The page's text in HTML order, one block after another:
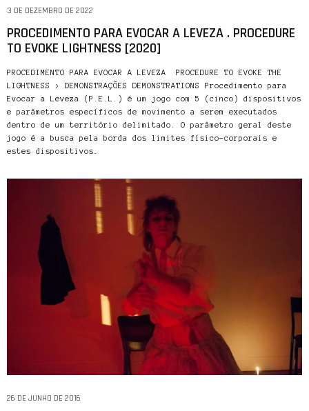
3 DE DEZEMBRO DE 2022
PROCEDIMENTO PARA EVOCAR A LEVEZA . PROCEDURE
TO EVOKE LIGHTNESS [2020]
PROCEDIMENTO PARA EVOCAR A LEVEZA PROCEDURE TO EVOKE THE
LIGHTNESS > DEMONSTRAÇÕES DEMONSTRATIONS Procedimento para
Evocar a Leveza (P.E.L.) é um jogo com 5 (cinco) dispositivos
e parâmetros específicos de movimento a serem executados
dentro de um território delimitado. O parâmetro geral deste
jogo é a busca pela borda dos limites físico-corporais e
estes dispositivos…
26 DE JUNHO DE 2016